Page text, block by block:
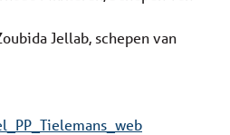
Jellab, schepen van